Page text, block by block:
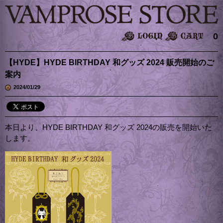
0
【HYDE】HYDE BIRTHDAY 和グッズ 2024 販売開始のご
案内
2024/01/29
本日より、HYDE BIRTHDAY 和グッズ 2024の販売を開始いた
します。